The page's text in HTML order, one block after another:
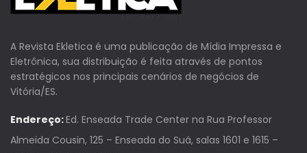
A Revista Ekletica é uma publicação de Mídia Impressa e
Eletrônica, sua distribuição é feita através de pontos
estratégicos nos principais cenários de negócios de
Vitória/ES.
Endereço:Ed. Enseada Trade Center na Rua Professor
Almeida Cousin, 125 – Enseada do Suá, salas 1601 e 1615 –